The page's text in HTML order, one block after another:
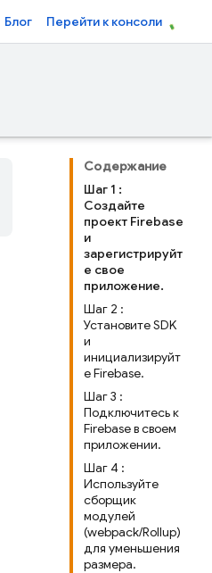
Блог Перейти к консоли
Содержание
Шаг 1 :
Создайте
проект Firebase
и
зарегистрируйт
е свое
приложение.
Шаг 2 :
Установите SDK
и
инициализируйт
е Firebase.
Шаг 3 :
Подключитесь к
Firebase в своем
приложении.
Шаг 4 :
Используйте
сборщик
модулей
(webpack/Rollup)
для уменьшения
размера.